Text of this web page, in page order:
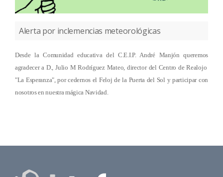
Alerta por inclemencias meteorológicas
Desde la Comunidad educativa del C.E.I.P. André Manjón queremos
agradecer a D., Julio M Rodríguez Mateo, director del Centro de Realojo
"La Esperanza", por cedernos el Feloj de la Puerta del Sol y participar con
nosotros en nuestra mágica Navidad.